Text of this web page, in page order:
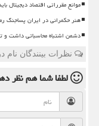
موانع مقرراتی اقتصاد دیجیتال
هنر حکمرانی در ایران پساجنگ
دشمن اشتباه محاسباتی داشت و
نظرات بینندگان
لطفا شما همنظر